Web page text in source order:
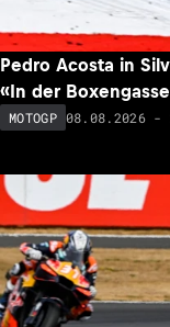
Pedro Acosta in
«In der
MOTOGP 08.08.2026 -